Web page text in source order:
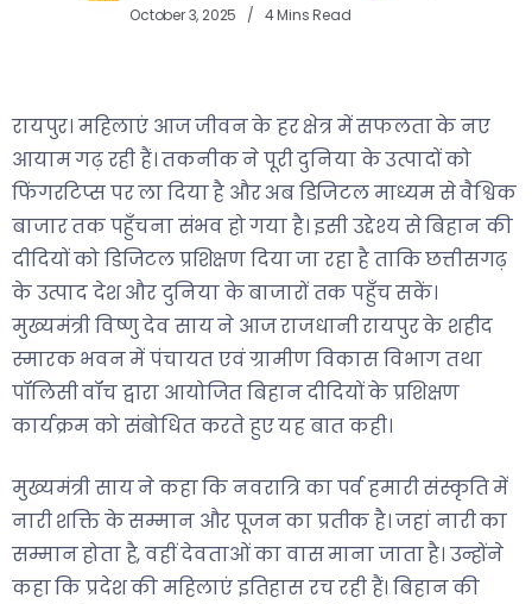
October 3, 2025 4 Mins Read
रायपुर। महिलाएं आज जीवन के हर क्षेत्र में सफलता के नए
आयाम गढ़ रही हैं। तकनीक ने पूरी दुनिया के उत्पादों को
फिंगरटिप्स पर ला दिया है और अब डिजिटल माध्यम से वैश्विक
बाजार तक पहुँचना संभव हो गया है। इसी उद्देश्य से बिहान की
दीदियों को डिजिटल प्रशिक्षण दिया जा रहा है ताकि छत्तीसगढ़
के उत्पाद देश और दुनिया के बाजारों तक पहुँच सकें।
मुख्यमंत्री विष्णु देव साय ने आज राजधानी रायपुर के शहीद
स्मारक भवन में पंचायत एवं ग्रामीण विकास विभाग तथा
पॉलिसी वॉच द्वारा आयोजित बिहान दीदियों के प्रशिक्षण
कार्यक्रम को संबोधित करते हुए यह बात कही।
मुख्यमंत्री साय ने कहा कि नवरात्रि का पर्व हमारी संस्कृति में
नारी शक्ति के सम्मान और पूजन का प्रतीक है। जहां नारी का
सम्मान होता है, वहीं देवताओं का वास माना जाता है। उन्होंने
कहा कि प्रदेश की महिलाएं इतिहास रच रही हैं। बिहान की